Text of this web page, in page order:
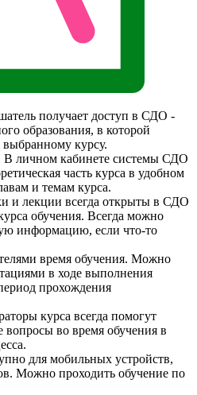
получает доступ в СДО -
образования, в которой
курсу.
В личном кабинете системы СДО
часть курса в удобном
и темам курса.
и лекции всегда открыты в СДО
обучения. Всегда можно
информацию, если что-то
время обучения. Можно
в ходе выполнения
прохождения
курса всегда помогут
во время обучения в
для мобильных устройств,
Можно проходить обучение по